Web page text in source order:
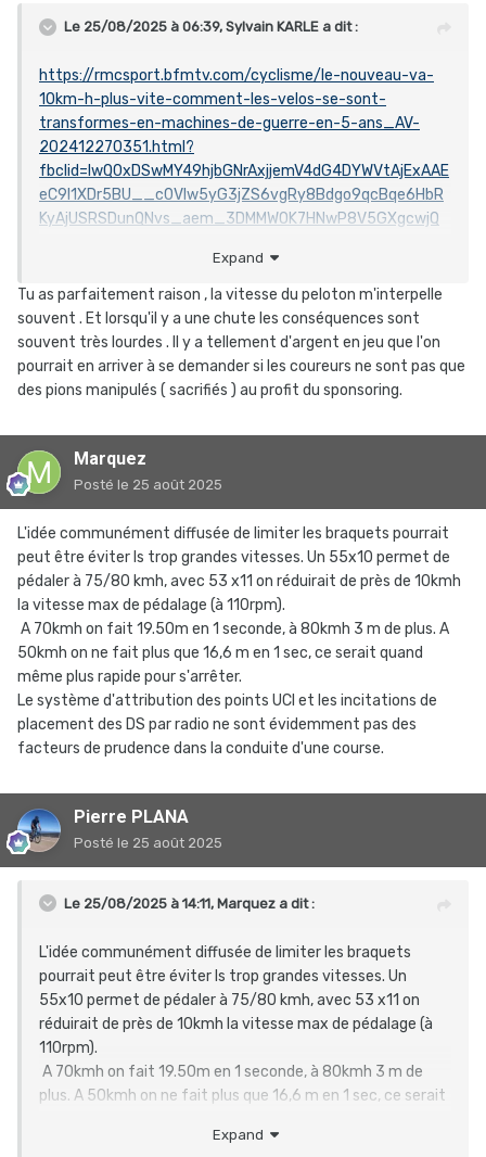
Le 25/08/2025 à 06:39, Sylvain KARLE a dit :
https://rmcsport.bfmtv.com/cyclisme/le-nouveau-va-
10km-h-plus-vite-comment-les-velos-se-sont-
transformes-en-machines-de-guerre-en-5-ans_AV-
202412270351.html?
fbclid=IwQ0xDSwMY49hjbGNrAxjjemV4dG4DYWVtAjExAAE
eC9I1XDr5BU__c0VIw5yG3jZS6vgRy8Bdgo9qcBqe6HbR
KyAjUSRSDunQNvs_aem_3DMMWOK7HNwP8V5GXgcwjQ
"On roule à 90 km/h et les coureurs nous lâchent!" les vélos
vont trop vite, le cyclisme a un problème avec son
matérielhttps://share.google/o5HeljXXnJTH6phaC
Expand
Tu as parfaitement raison , la vitesse du peloton m'interpelle
souvent . Et lorsqu'il y a une chute les conséquences sont
souvent très lourdes . Il y a tellement d'argent en jeu que l'on
pourrait en arriver à se demander si les coureurs ne sont pas que
des pions manipulés ( sacrifiés ) au profit du sponsoring.
Marquez
Posté le 25 août 2025
L'idée communément diffusée de limiter les braquets pourrait
peut être éviter ls trop grandes vitesses. Un 55x10 permet de
pédaler à 75/80 kmh, avec 53 x11 on réduirait de près de 10kmh
la vitesse max de pédalage (à 110rpm).
A 70kmh on fait 19.50m en 1 seconde, à 80kmh 3 m de plus. A
50kmh on ne fait plus que 16,6 m en 1 sec, ce serait quand
même plus rapide pour s'arrêter.
Le système d'attribution des points UCI et les incitations de
placement des DS par radio ne sont évidemment pas des
facteurs de prudence dans la conduite d'une course.
Pierre PLANA
Posté le 25 août 2025
Le 25/08/2025 à 14:11, Marquez a dit :
L'idée communément diffusée de limiter les braquets
pourrait peut être éviter ls trop grandes vitesses. Un
55x10 permet de pédaler à 75/80 kmh, avec 53 x11 on
réduirait de près de 10kmh la vitesse max de pédalage (à
110rpm).
A 70kmh on fait 19.50m en 1 seconde, à 80kmh 3 m de
plus. A 50kmh on ne fait plus que 16,6 m en 1 sec, ce serait
Le système d'attribution des points UCI et les incitations
Expand